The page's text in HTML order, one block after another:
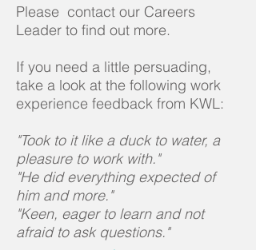
Please contact our Careers
Leader to find out more.
If you need a little persuading,
take a look at the following work
experience feedback from KWL:
"Took to it like a duck to water, a
pleasure to work with."
"He did everything expected of
him and more."
"Keen, eager to learn and not
afraid to ask questions."